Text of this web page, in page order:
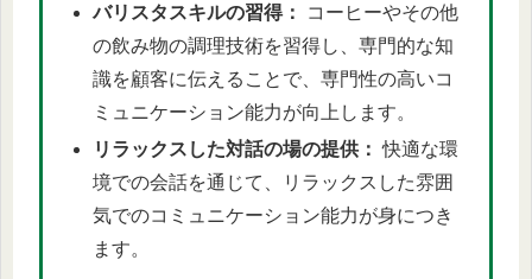
バリスタスキルの習得：
コーヒーやその他
の飲み物の調理技術を習得し、専門的な知
識を顧客に伝えることで、専門性の高いコ
ミュニケーション能力が向上します。
リラックスした対話の場の提供： 快適な環
境での会話を通じて、リラックスした雰囲
気でのコミュニケーション能力が身につき
ます。